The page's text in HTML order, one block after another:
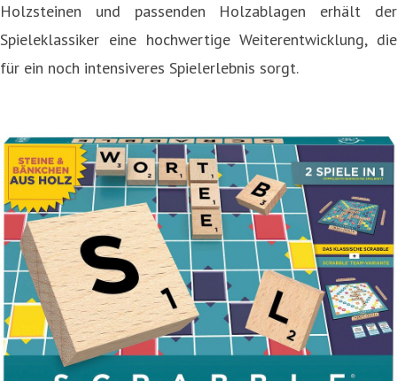
Holzsteinen und passenden Holzablagen erhält der
Spieleklassiker eine hochwertige Weiterentwicklung, die
für ein noch intensiveres Spielerlebnis sorgt.